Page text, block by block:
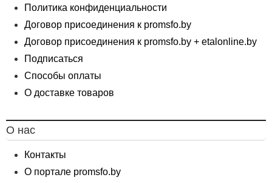
Политика конфиденциальности
Договор присоединения к promsfo.by
Договор присоединения к promsfo.by + etalonline.by
Подписаться
Способы оплаты
О доставке товаров
О нас
Контакты
О портале promsfo.by